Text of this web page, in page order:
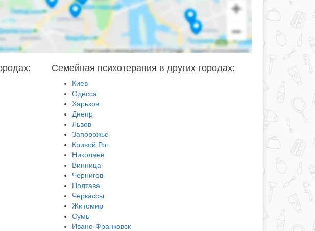
Семейная психотерапия в других городах:
Киев
Одесса
Харьков
Днепр
Львов
Запорожье
Кривой Рог
Николаев
Винница
Чернигов
Полтава
Черкассы
Житомир
Сумы
Ивано-Франковск